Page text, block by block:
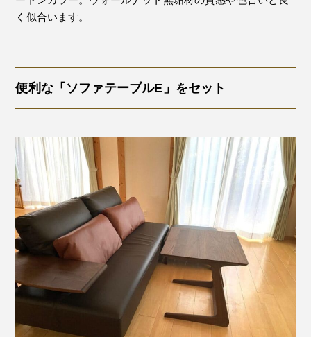
く似合います。
便利な「ソファテーブルE」をセット